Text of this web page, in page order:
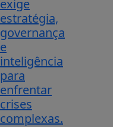
exige
estratégia,
governança
e
inteligência
para
enfrentar
crises
complexas.